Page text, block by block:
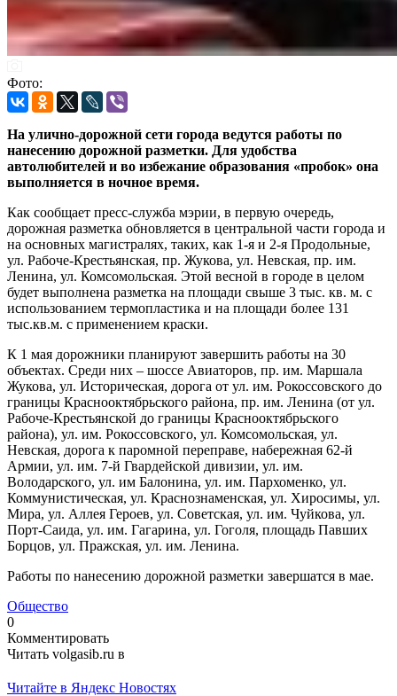
Фото:
На улично-дорожной сети города ведутся работы по
нанесению дорожной разметки. Для удобства
автолюбителей и во избежание образования «пробок» она
выполняется в ночное время.
Как сообщает пресс-служба мэрии, в первую очередь,
дорожная разметка обновляется в центральной части города и
на основных магистралях, таких, как 1-я и 2-я Продольные,
ул. Рабоче-Крестьянская, пр. Жукова, ул. Невская, пр. им.
Ленина, ул. Комсомольская. Этой весной в городе в целом
будет выполнена разметка на площади свыше 3 тыс. кв. м. с
использованием термопластика и на площади более 131
тыс.кв.м. с применением краски.
К 1 мая дорожники планируют завершить работы на 30
объектах. Среди них – шоссе Авиаторов, пр. им. Маршала
Жукова, ул. Историческая, дорога от ул. им. Рокоссовского до
границы Краснооктябрьского района, пр. им. Ленина (от ул.
Рабоче-Крестьянской до границы Краснооктябрьского
района), ул. им. Рокоссовского, ул. Комсомольская, ул.
Невская, дорога к паромной переправе, набережная 62-й
Армии, ул. им. 7-й Гвардейской дивизии, ул. им.
Володарского, ул. им Балонина, ул. им. Пархоменко, ул.
Коммунистическая, ул. Краснознаменская, ул. Хиросимы, ул.
Мира, ул. Аллея Героев, ул. Советская, ул. им. Чуйкова, ул.
Порт-Саида, ул. им. Гагарина, ул. Гоголя, площадь Павших
Борцов, ул. Пражская, ул. им. Ленина.
Работы по нанесению дорожной разметки завершатся в мае.
Общество
0
Комментировать
Читать volgasib.ru в
Читайте в Яндекс Новостях